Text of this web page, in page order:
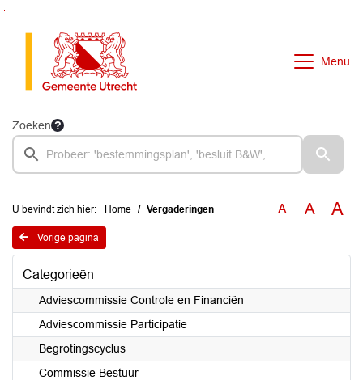
Menu
Zoeken
U bevindt zich hier: Home Vergaderingen A A A
Vorige pagina
Categorieën
Adviescommissie Controle en Financiën
Adviescommissie Participatie
Begrotingscyclus
Commissie Bestuur